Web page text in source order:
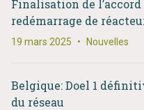
Finalisation de
redémarrage de
19 mars 2025 • Nouvelles
Belgique: Doel 1
du réseau